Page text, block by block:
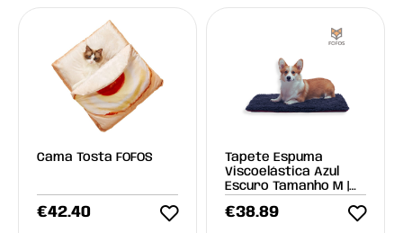
Cama Tosta FOFOS
€42.40
Tapete Espuma
Viscoelástica Azul
Escuro Tamanho M |
€38.89